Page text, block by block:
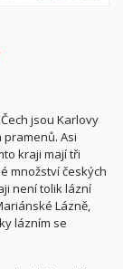
jsou Karlovy
Asi
kraji mají tři
množství českých
není tolik lázní
Lázně,
lázním se